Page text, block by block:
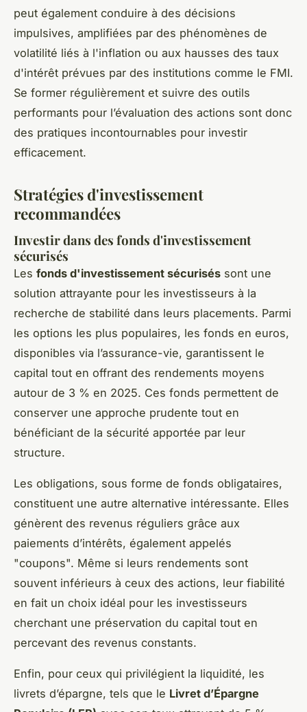
peut également conduire à des décisions
impulsives, amplifiées par des phénomènes de
volatilité liés à l'inflation ou aux hausses des taux
d'intérêt prévues par des institutions comme le FMI.
Se former régulièrement et suivre des outils
performants pour l’évaluation des actions sont donc
des pratiques incontournables pour investir
efficacement.
Stratégies d'investissement
recommandées
Investir dans des fonds d'investissement
sécurisés
Les fonds d'investissement sécurisés sont une
solution attrayante pour les investisseurs à la
recherche de stabilité dans leurs placements. Parmi
les options les plus populaires, les fonds en euros,
disponibles via l’assurance-vie, garantissent le
capital tout en offrant des rendements moyens
autour de 3 % en 2025. Ces fonds permettent de
conserver une approche prudente tout en
bénéficiant de la sécurité apportée par leur
structure.
Les obligations, sous forme de fonds obligataires,
constituent une autre alternative intéressante. Elles
génèrent des revenus réguliers grâce aux
paiements d’intérêts, également appelés
"coupons". Même si leurs rendements sont
souvent inférieurs à ceux des actions, leur fiabilité
en fait un choix idéal pour les investisseurs
cherchant une préservation du capital tout en
percevant des revenus constants.
Enfin, pour ceux qui privilégient la liquidité, les
livrets d’épargne, tels que le Livret d’Épargne